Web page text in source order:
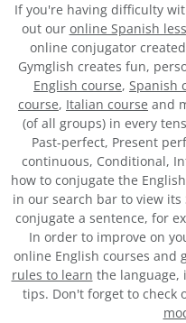
If you're having difficulty
out our online Spanish
online conjugator
Gymglish creates fun,
English course, Spanish
course, Italian course and
(of all groups) in every
Past-perfect, Present
continuous, Conditional,
how to conjugate the
in our search bar to view its
conjugate a sentence, for
In order to improve on
online English courses and
rules to learn the language,
tips. Don't forget to check